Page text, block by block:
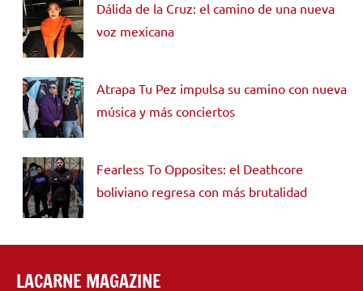
Dálida de la Cruz: el camino de una nueva
voz mexicana
Atrapa Tu Pez impulsa su camino con nueva
música y más conciertos
Fearless To Opposites: el Deathcore
boliviano regresa con más brutalidad
LACARNE MAGAZINE